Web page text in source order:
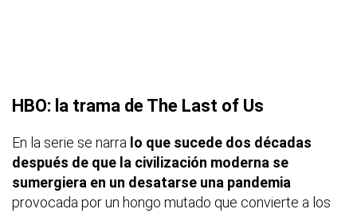
HBO: la trama de The Last of Us
En la serie se narra lo que sucede dos décadas
después de que la civilización moderna se
sumergiera en un desatarse una pandemia
provocada por un hongo mutado que convierte a los